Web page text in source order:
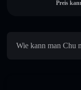
Preis
Wie kann man Chu